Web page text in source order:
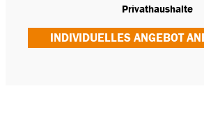
Privathaushalte
INDIVIDUELLES ANGEBOT